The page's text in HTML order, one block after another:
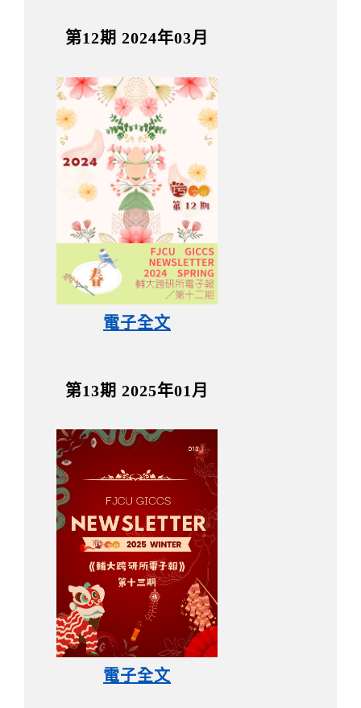
第12期 2024年03月
電子全文
第13期 2025年01月
電子全文